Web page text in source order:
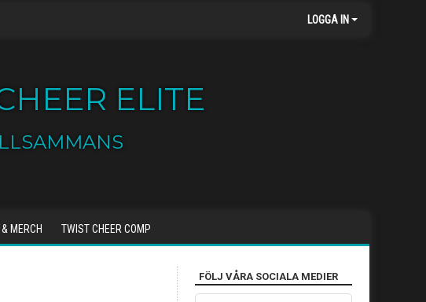
LOGGA IN
ELITE
MERCH TWIST CHEER COMP
FÖLJ VÅRA SOCIALA MEDIER